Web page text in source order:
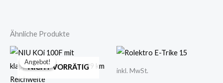
Ähnliche Produkte
Angebot!
NICHT VORRÄTIG
Angebot!
Ursprünglicher
Preis
war:
ist:
inkl. MwSt.